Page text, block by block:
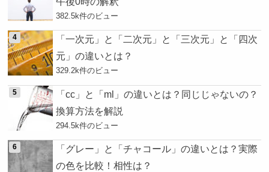
382.5k件のビュー
「一次元」と「二次元」と「三次元」と「四次
元」の違いとは？
329.2k件のビュー
「cc」と「ml」の違いとは？同じじゃないの？
換算方法を解説
294.5k件のビュー
「グレー」と「チャコール」の違いとは？実際
の色を比較！相性は？